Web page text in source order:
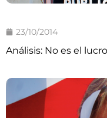
23/10/2014
Análisis: No es el